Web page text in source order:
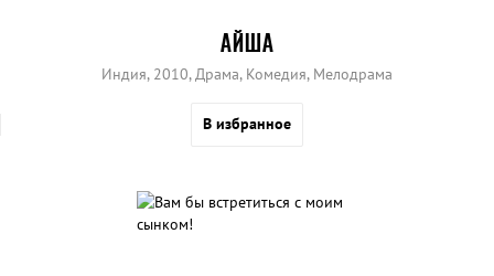
АЙША
Индия, 2010, Драма, Комедия, Мелодрама
В избранное